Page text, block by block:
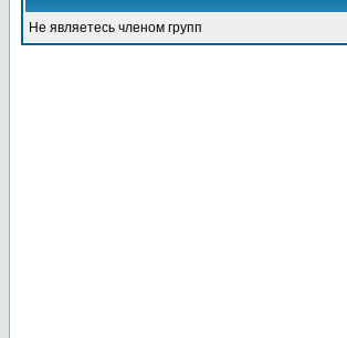
Не являетесь членом групп